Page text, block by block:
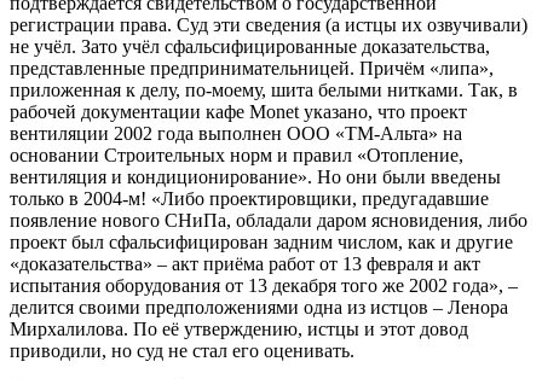
регистрации права. Суд эти сведения (а истцы их озвучивали)
не учёл. Зато учёл сфальсифицированные доказательства,
представленные предпринимательницей. Причём «липа»,
приложенная к делу, по-моему, шита белыми нитками. Так, в
рабочей документации кафе Моnеt указано, что проект
вентиляции 2002 года выполнен ООО «ТМ-Альта» на
основании Строительных норм и правил «Отопление,
вентиляция и кондиционирование». Но они были введены
только в 2004-м! «Либо проектировщики, предугадавшие
появление нового СНиПа, обладали даром ясновидения, либо
проект был сфальсифицирован задним числом, как и другие
«доказательства» – акт приёма работ от 13 февраля и акт
испытания оборудования от 13 декабря того же 2002 года», –
делится своими предположениями одна из истцов – Ленора
Мирхалилова. По её утверждению, истцы и этот довод
приводили, но суд не стал его оценивать.